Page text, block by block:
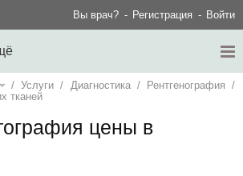
Вы врач? Регистрация Войти
/ Услуги / Диагностика / Рентгенография /
тканей
цены в